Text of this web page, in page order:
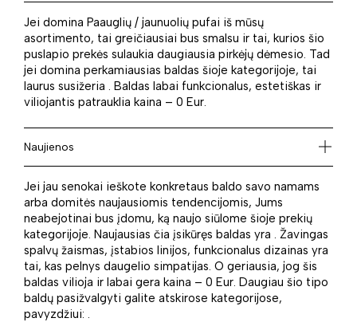
Jei domina Paauglių / jaunuolių pufai iš mūsų
asortimento, tai greičiausiai bus smalsu ir tai, kurios šio
puslapio prekės sulaukia daugiausia pirkėjų dėmesio. Tad
jei domina perkamiausias baldas šioje kategorijoje, tai
laurus susižeria . Baldas labai funkcionalus, estetiškas ir
viliojantis patrauklia kaina – 0 Eur.
Naujienos
Jei jau senokai ieškote konkretaus baldo savo namams
arba domitės naujausiomis tendencijomis, Jums
neabejotinai bus įdomu, ką naujo siūlome šioje prekių
kategorijoje. Naujausias čia įsikūręs baldas yra . Žavingas
spalvų žaismas, įstabios linijos, funkcionalus dizainas yra
tai, kas pelnys daugelio simpatijas. O geriausia, jog šis
baldas vilioja ir labai gera kaina – 0 Eur. Daugiau šio tipo
baldų pasižvalgyti galite atskirose kategorijose,
pavyzdžiui: .